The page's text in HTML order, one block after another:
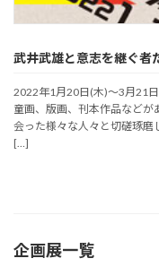
武井武雄と意志を継ぐ者
2022年1月20日(木)～3月21
童画、版画、刊本作品などが
会った様々な人々と切磋琢磨
[…]
企画展一覧